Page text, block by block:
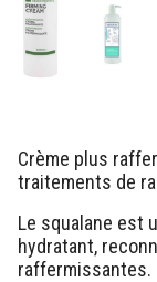
Crème plus
traitements de
Le squalane est
hydratant,
raffermissantes.